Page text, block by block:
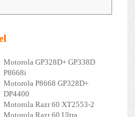
Motorola GP328D+ GP338D
P8668i
Motorola P8668 GP328D+
DP4400
Motorola Razr 60 XT2553-2
Motorola Razr 60 Ultra